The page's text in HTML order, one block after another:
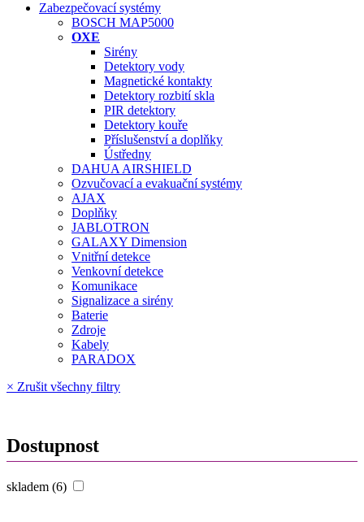
Zabezpečovací systémy
BOSCH MAP5000
OXE
Sirény
Detektory vody
Magnetické kontakty
Detektory rozbití skla
PIR detektory
Detektory kouře
Příslušenství a doplňky
Ústředny
DAHUA AIRSHIELD
Ozvučovací a evakuační systémy
AJAX
Doplňky
JABLOTRON
GALAXY Dimension
Vnitřní detekce
Venkovní detekce
Komunikace
Signalizace a sirény
Baterie
Zdroje
Kabely
PARADOX
× Zrušit všechny filtry
Dostupnost
skladem (6)